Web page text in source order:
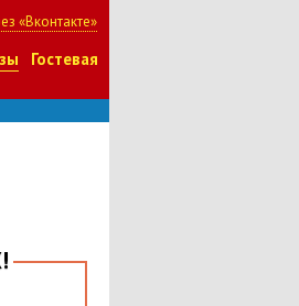
«Вконтакте»
Гостевая